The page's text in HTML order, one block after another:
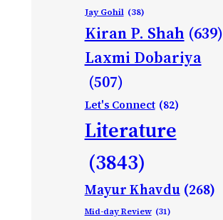
Jay Gohil (38)
Kiran P. Shah (639)
Laxmi Dobariya
(507)
Let's Connect (82)
Literature
(3843)
Mayur Khavdu (268)
Mid-day Review (31)